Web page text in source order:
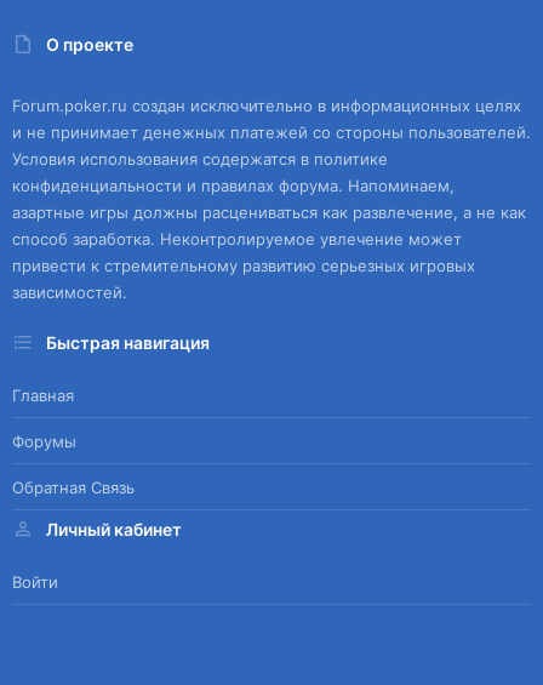
О проекте
Forum.poker.ru создан исключительно в информационных целях
и не принимает денежных платежей со стороны пользователей.
Условия использования содержатся в политике
конфиденциальности и правилах форума. Напоминаем,
азартные игры должны расцениваться как развлечение, а не как
способ заработка. Неконтролируемое увлечение может
привести к стремительному развитию серьезных игровых
зависимостей.
Быстрая навигация
Главная
Форумы
Обратная Связь
Личный кабинет
Войти